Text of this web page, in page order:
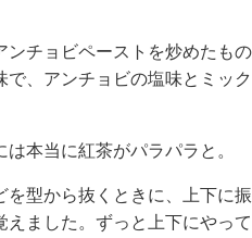
チョビペーストを炒めたも
、アンチョビの塩味とミッ
本当に紅茶がパラパラと。
型から抜くときに、上下に
ました。ずっと上下にやっ